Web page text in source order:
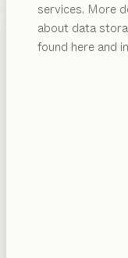
services. More
about data
found here and
Kategorien
ÜBER